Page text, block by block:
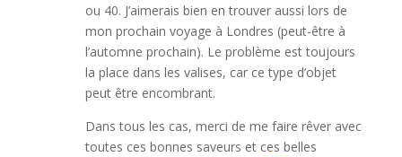
ou 40. J’aimerais bien en trouver aussi lors de
mon prochain voyage à Londres (peut-être à
l’automne prochain). Le problème est toujours
la place dans les valises, car ce type d’objet
peut être encombrant.
Dans tous les cas, merci de me faire rêver avec
toutes ces bonnes saveurs et ces belles